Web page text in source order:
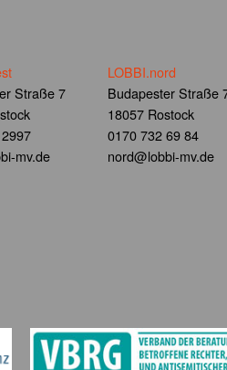
Straße 7
mv.de
LOBBI.nord
Budapester Straße
18057 Rostock
0170 732 69 84
nord@lobbi-mv.de